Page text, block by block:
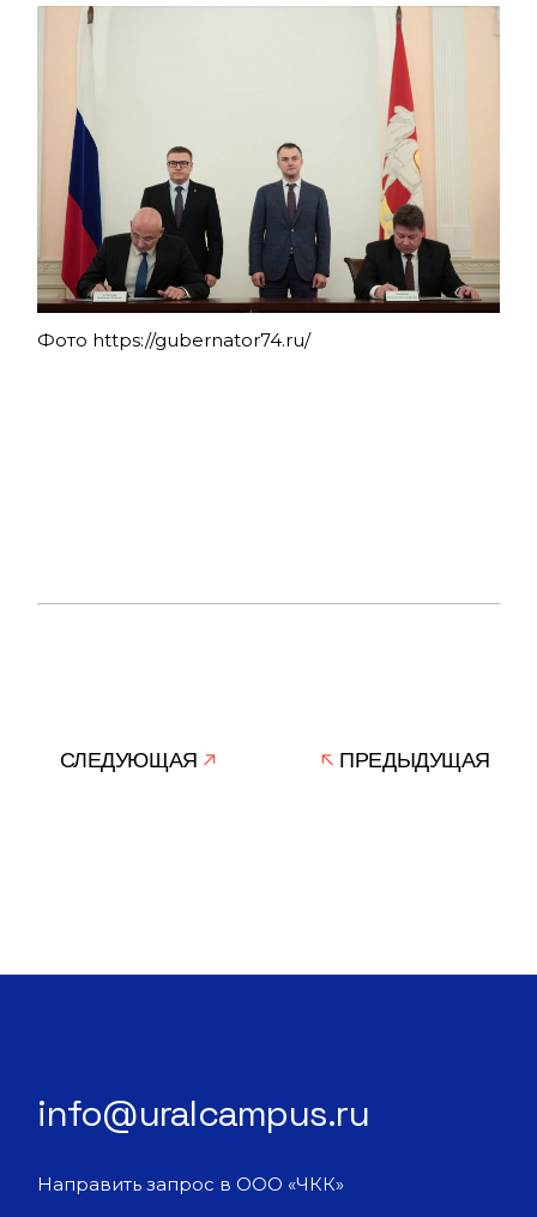
Фото https://gubernator74.ru/
ПРЕДЫДУЩАЯ
СЛЕДУЮЩАЯ
info@uralcampus.ru
Направить запрос в ООО «ЧКК»